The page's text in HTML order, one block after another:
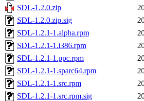
SDL-1.2.0.zip
SDL-1.2.0.zip.sig
SDL-1.2.1-1.alpha.rpm
SDL-1.2.1-1.i386.rpm
SDL-1.2.1-1.ppc.rpm
SDL-1.2.1-1.sparc64.rpm
SDL-1.2.1-1.src.rpm
SDL-1.2.1-1.src.rpm.sig